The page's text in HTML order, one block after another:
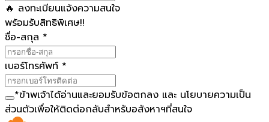
🔥 ลงทะเบียนแจ้งความสนใจ
พร้อมรับสิทธิพิเศษ!!
ชื่อ-สกุล *
เบอร์โทรศัพท์ *
*ข้าพเจ้าได้อ่านและยอมรับข้อตกลง และ นโยบายความเป็น
ส่วนตัวเพื่อให้ติดต่อกลับสำหรับอสังหาฯที่สนใจ